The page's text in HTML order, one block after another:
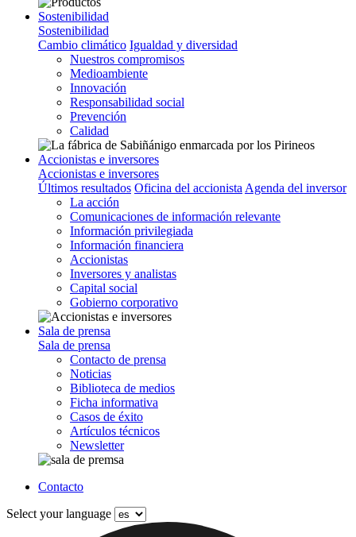
Sostenibilidad
Sostenibilidad
Cambio climático Igualdad y diversidad
Nuestros compromisos
Medioambiente
Innovación
Responsabilidad social
Prevención
Calidad
Accionistas e inversores
Accionistas e inversores
Últimos resultados Oficina del accionista Agenda del inversor
La acción
Comunicaciones de información relevante
Información privilegiada
Información financiera
Accionistas
Inversores y analistas
Capital social
Gobierno corporativo
Sala de prensa
Sala de prensa
Contacto de prensa
Noticias
Biblioteca de medios
Ficha informativa
Casos de éxito
Artículos técnicos
Newsletter
Contacto
Select your language